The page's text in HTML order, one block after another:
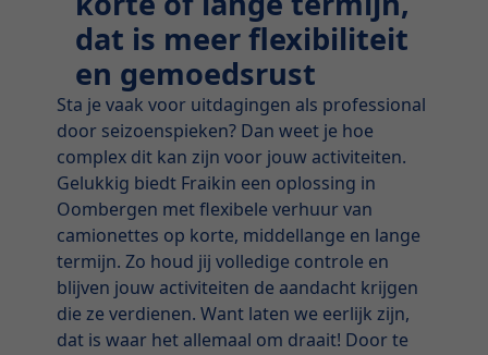
dat is meer flexibiliteit
en gemoedsrust
Sta je vaak voor uitdagingen als professional
door seizoenspieken? Dan weet je hoe
complex dit kan zijn voor jouw activiteiten.
Gelukkig biedt Fraikin een oplossing in
Oombergen met flexibele verhuur van
camionettes op korte, middellange en lange
termijn. Zo houd jij volledige controle en
blijven jouw activiteiten de aandacht krijgen
die ze verdienen. Want laten we eerlijk zijn,
dat is waar het allemaal om draait! Door te